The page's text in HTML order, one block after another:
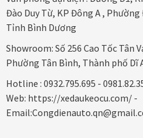
Đào Duy Từ, KP Đông A ,
Tỉnh Bình Dương
Showroom: Số 256 Cao Tốc Tân
Phường Tân Bình, Thành phố Dĩ
Hotline : 0932.795.695 -
Web: https://xedaukeocu.com/ -